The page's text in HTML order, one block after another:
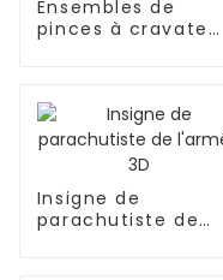
Ensembles de
pinces à cravate
personnalisés
Insigne de
parachutiste de